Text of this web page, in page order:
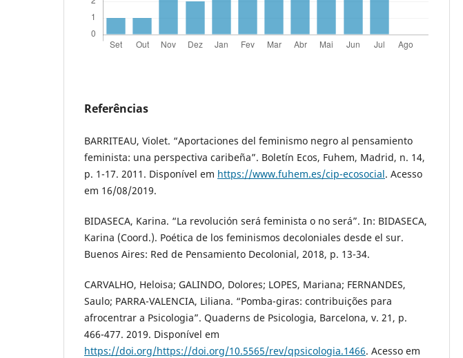
Referências
BARRITEAU, Violet. “Aportaciones del feminismo negro al pensamiento
feminista: una perspectiva caribeña”. Boletín Ecos, Fuhem, Madrid, n. 14,
p. 1-17. 2011. Disponível em https://www.fuhem.es/cip-ecosocial. Acesso
em 16/08/2019.
BIDASECA, Karina. “La revolución será feminista o no será”. In: BIDASECA,
Karina (Coord.). Poética de los feminismos decoloniales desde el sur.
Buenos Aires: Red de Pensamiento Decolonial, 2018, p. 13-34.
CARVALHO, Heloisa; GALINDO, Dolores; LOPES, Mariana; FERNANDES,
Saulo; PARRA-VALENCIA, Liliana. “Pomba-giras: contribuições para
afrocentrar a Psicologia”. Quaderns de Psicologia, Barcelona, v. 21, p.
466-477. 2019. Disponível em
https://doi.org/https://doi.org/10.5565/rev/qpsicologia.1466. Acesso em